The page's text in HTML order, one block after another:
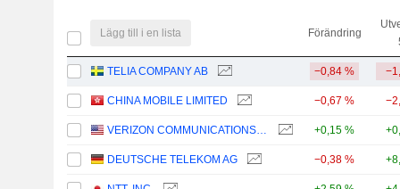
Lägg till i en lista Förändring
TELIA COMPANY AB −0,84 %
CHINA MOBILE LIMITED −0,67 %
VERIZON COMMUNICATIONS, INC. +0,15 %
DEUTSCHE TELEKOM AG −0,38 %